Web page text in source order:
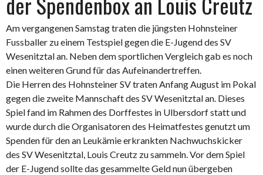
Am vergangenen Samstag traten die jüngsten Hohnsteiner
Fussballer zu einem Testspiel gegen die E-Jugend des SV
Wesenitztal an. Neben dem sportlichen Vergleich gab es noch
einen weiteren Grund für das Aufeinandertreffen.
Die Herren des Hohnsteiner SV traten Anfang August im Pokal
gegen die zweite Mannschaft des SV Wesenitztal an. Dieses
Spiel fand im Rahmen des Dorffestes in Ulbersdorf statt und
wurde durch die Organisatoren des Heimatfestes genutzt um
Spenden für den an Leukämie erkrankten Nachwuchskicker
des SV Wesenitztal, Louis Creutz zu sammeln. Vor dem Spiel
der E-Jugend sollte das gesammelte Geld nun übergeben